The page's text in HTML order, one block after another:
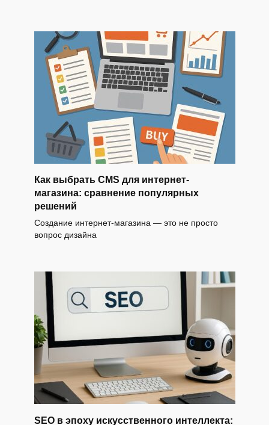
Как выбрать CMS для интернет-
магазина: сравнение популярных
решений
Создание интернет-магазина — это не просто
вопрос дизайна
SEO в эпоху искусственного интеллекта: